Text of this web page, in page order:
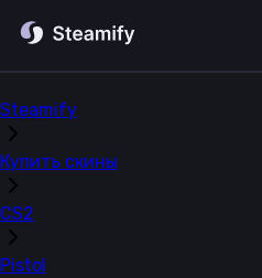
Steamify
Купить скины
CS2
Pistol